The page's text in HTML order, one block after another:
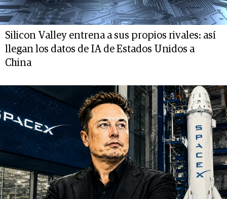
Silicon Valley entrena a sus propios rivales: así
llegan los datos de IA de Estados Unidos a
China